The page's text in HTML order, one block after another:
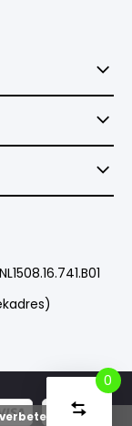
NL1508.16.741.B01
Is dat
0
Vergelijk
Start